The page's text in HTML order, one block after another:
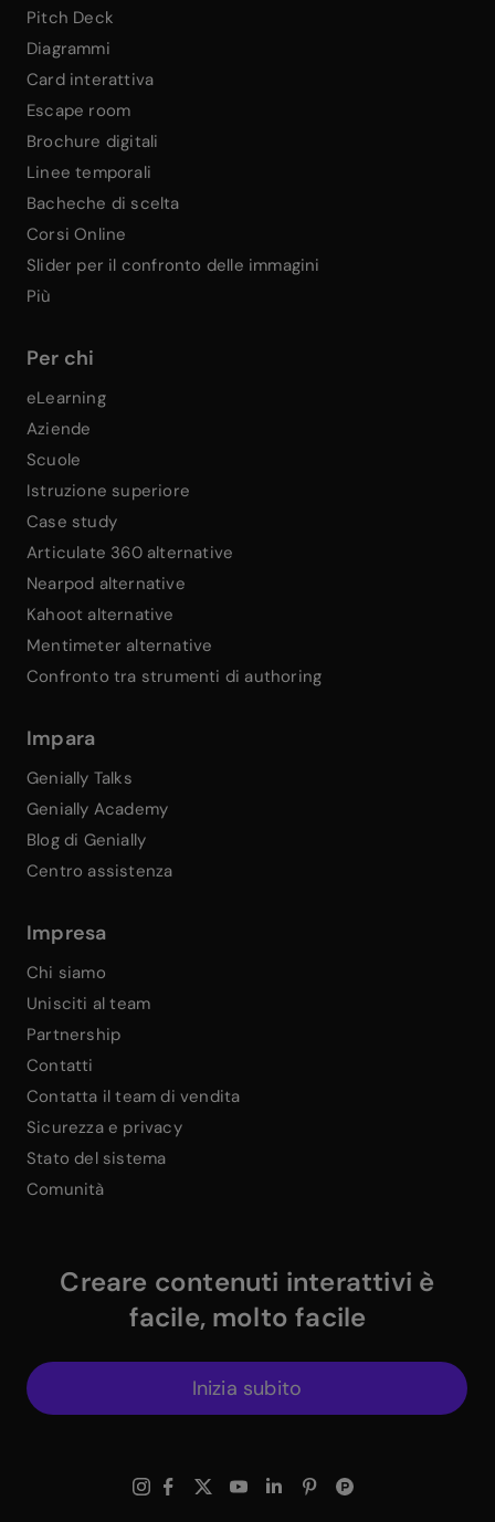
Pitch Deck
Diagrammi
Card interattiva
Escape room
Brochure digitali
Linee temporali
Bacheche di scelta
Corsi Online
Slider per il confronto delle immagini
Più
Per chi
eLearning
Aziende
Scuole
Istruzione superiore
Case study
Articulate 360 alternative
Nearpod alternative
Kahoot alternative
Mentimeter alternative
Confronto tra strumenti di authoring
Impara
Genially Talks
Genially Academy
Blog di Genially
Centro assistenza
Impresa
Chi siamo
Unisciti al team
Partnership
Contatti
Contatta il team di vendita
Sicurezza e privacy
Stato del sistema
Comunità
Creare contenuti interattivi è
facile, molto facile
Inizia subito
$Instagram Link
$Facebook Link
$X Link
$Youtube Link
$Linkedin Link
$Pinterest Link
$